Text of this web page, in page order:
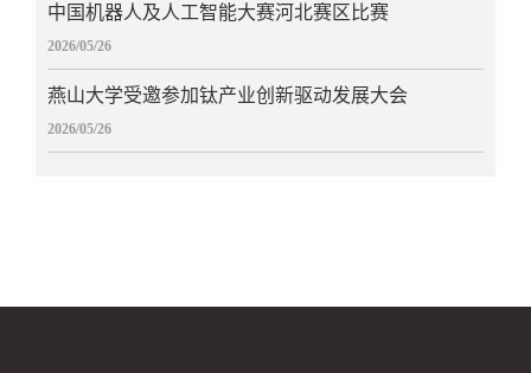
中国机器人及人工智能大赛河北赛区比赛
2026/05/26
燕山大学受邀参加钛产业创新驱动发展大会
2026/05/26